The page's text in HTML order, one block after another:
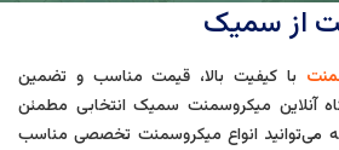
از سمیک
با کیفیت بالا، قیمت مناسب و تضمین
آنلاین میکروسمنت سمیک انتخابی مطمئن
انواع میکروسمنت تخصصی مناسب